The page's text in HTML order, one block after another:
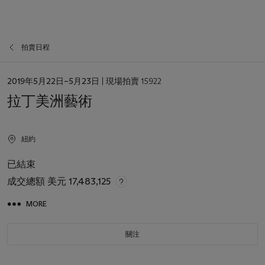
拍賣日程
日
2019年5月22日–5月23日 | 現場拍賣 15922
拉丁美洲藝術
紐約
已結束
成交總額 美元 17,483,125
MORE
關注